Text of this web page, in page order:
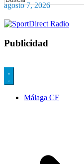
agosto 7, 2026
Publicidad
Málaga CF